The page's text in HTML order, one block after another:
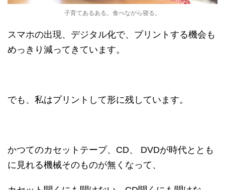
子育てあるある。食べながら寝る。
スマホの出現、デジタル化で、プリントする機会も
めっきり減ってきています。
でも、私はプリントして形に残しています。
かつてのカセットテープ、CD、 DVDが時代ととも
に見れる機械そのものが無くなって、